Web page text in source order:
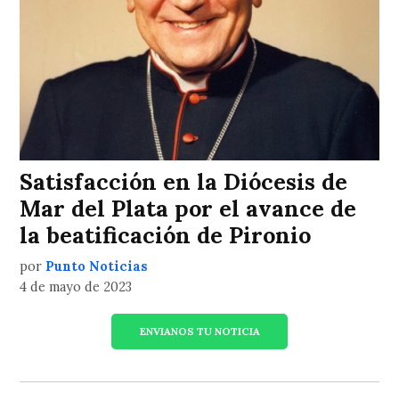
Satisfacción en la Diócesis de
Mar del Plata por el avance de
la beatificación de Pironio
por Punto Noticias
4 de mayo de 2023
ENVIANOS TU NOTICIA